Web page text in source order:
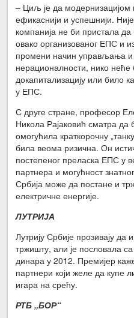
– Циљ је да
ефикаснији и успешнији.
компанија не би пристала
овако организованог ЕПС и
промени начин управљања и
нерационалности, нико неће
докапитализацију или било
у ЕПС.
С друге стране, професор
Никола Рајаковић сматра да
омогућила краткорочну
била веома ризична. Он
постепеног преласка ЕПС у
партнера и могућност
Србија може да постане и
електричне енергије.
ЛУТРИЈА
Лутрију Србије прозивају
тржишту, али је пословала
динара у 2012. Премијер
партнери који желе да купе
игара на срећу.
РТБ „БОР“